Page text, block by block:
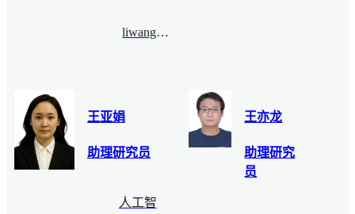
liwang@bimsa.cn
王亚娟
助理研究员
人工智
王亦龙
助理研究
员